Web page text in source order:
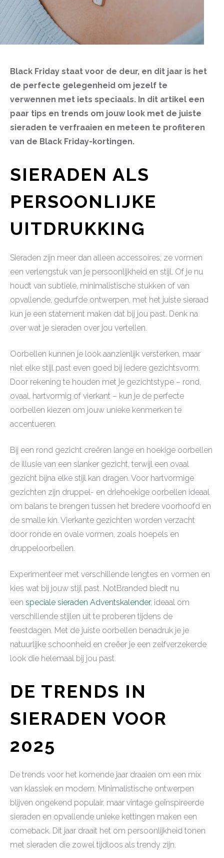
Black Friday staat voor de deur, en dit jaar is het
de perfecte gelegenheid om jezelf te
verwennen met iets speciaals. In dit artikel een
paar tips en trends om jouw look met de juiste
sieraden te verfraaien en meteen te profiteren
van de Black Friday-kortingen.
SIERADEN ALS
PERSOONLIJKE
UITDRUKKING
Sieraden zijn meer dan alleen accessoires; ze vormen
een verlengstuk van je persoonlijkheid en stijl. Of je nu
houdt van subtiele, minimalistische stukken of van
opvallende, gedurfde ontwerpen, met het juiste sieraad
kun je een statement maken dat bij jou past. Denk na
over wat je sieraden over jou vertellen.
Oorbellen kunnen je look aanzienlijk versterken, maar
niet elke stijl past even goed bij iedere gezichtsvorm.
Door rekening te houden met je gezichtstype – rond,
ovaal, hartvormig of vierkant – kun je de perfecte
oorbellen kiezen om jouw unieke kenmerken te
accentueren.
Bij een rond gezicht creëren lange en hoekige oorbellen
de illusie van een slanker gezicht, terwijl een ovaal
gezicht bijna elke stijl kan dragen. Voor hartvormige
gezichten zijn druppel- en driehoekige oorbellen ideaal
om balans te brengen tussen het bredere voorhoofd en
de smalle kin. Vierkante gezichten worden verzacht
door ronde en ovale vormen, zoals hoepels en
druppeloorbellen.
Experimenteer met verschillende lengtes en vormen en
kies wat bij jouw stijl past. NotBranded biedt nu
een speciale sieraden Adventskalender, ideaal om
verschillende stijlen uit te proberen tijdens de
feestdagen. Met de juiste oorbellen benadruk je je
natuurlijke schoonheid en creëer je een zelfverzekerde
look die helemaal bij jou past.
DE TRENDS IN
SIERADEN VOOR
2025
De trends voor het komende jaar draaien om een mix
van klassiek en modern. Minimalistische ontwerpen
blijven ongekend populair, maar vintage geïnspireerde
sieraden en opvallende unieke kettingen maken een
comeback. Dit jaar draait het om persoonlijkheid tonen
met sieraden die zowel tijdloos als trendy zijn.